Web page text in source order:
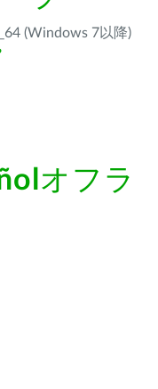
(Windows 7以降)
オフラ